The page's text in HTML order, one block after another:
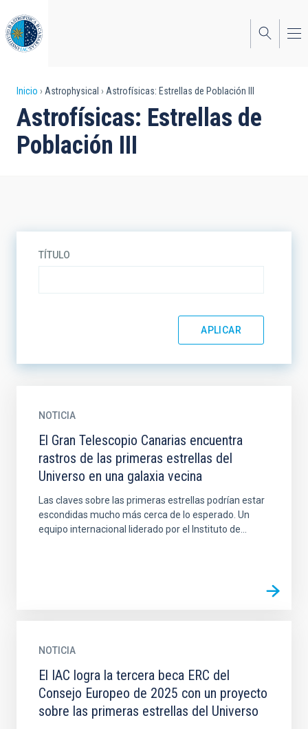
al
contenido
principal
Sobrescribir
enlaces
de
Inicio Astrophysical Astrofísicas: Estrellas de Población III
Astrofísicas: Estrellas de
Población III
TÍTULO
NOTICIA
El Gran Telescopio Canarias encuentra
rastros de las primeras estrellas del
Universo en una galaxia vecina
Las claves sobre las primeras estrellas podrían estar
escondidas mucho más cerca de lo esperado. Un
equipo internacional liderado por el Instituto de...
NOTICIA
El IAC logra la tercera beca ERC del
Consejo Europeo de 2025 con un proyecto
sobre las primeras estrellas del Universo